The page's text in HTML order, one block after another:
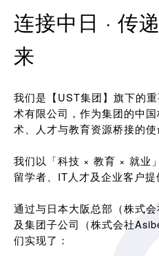
连接中日 · 传
来
我们是【UST集团】旗下的
术有限公司，作为集团的中
术、人才与教育资源桥接的使
我们以「科技 × 教育 × 就业
留学者、IT人才及企业客户提
通过与日本大阪总部（株式
及集团子公司（株式会社
们实现了：